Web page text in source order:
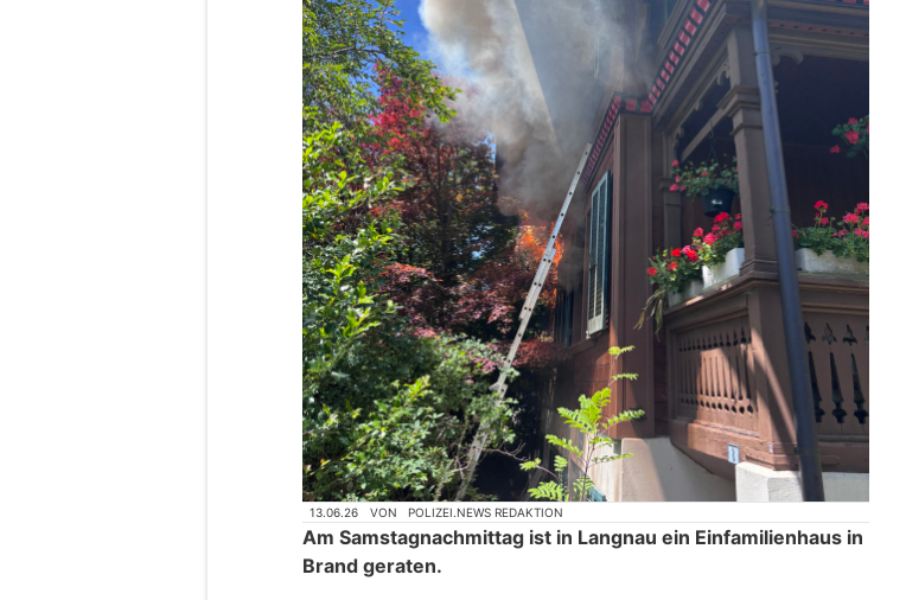
13.06.26 VON POLIZEI.NEWS REDAKTION
Am Samstagnachmittag ist in Langnau ein Einfamilienhaus in
Brand geraten.